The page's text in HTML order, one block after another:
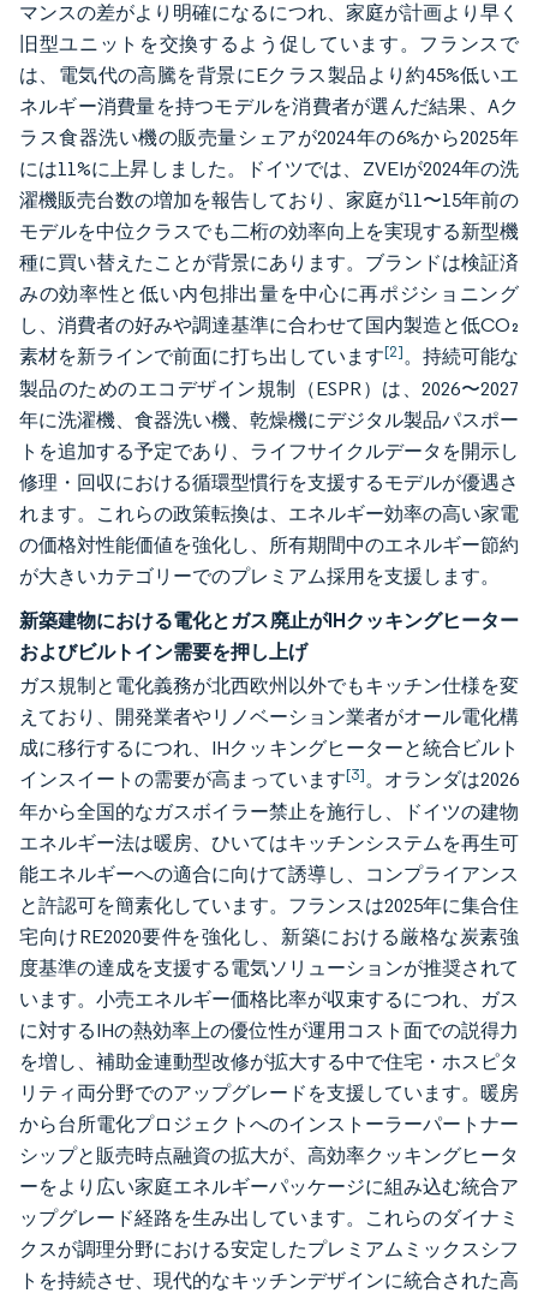
マンスの差がより明確になるにつれ、家庭が計画より早く
旧型ユニットを交換するよう促しています。フランスで
は、電気代の高騰を背景にEクラス製品より約45%低いエ
ネルギー消費量を持つモデルを消費者が選んだ結果、Aク
ラス食器洗い機の販売量シェアが2024年の6%から2025年
には11%に上昇しました。ドイツでは、ZVEIが2024年の洗
濯機販売台数の増加を報告しており、家庭が11〜15年前の
モデルを中位クラスでも二桁の効率向上を実現する新型機
種に買い替えたことが背景にあります。ブランドは検証済
みの効率性と低い内包排出量を中心に再ポジショニング
し、消費者の好みや調達基準に合わせて国内製造と低CO₂
素材を新ラインで前面に打ち出しています[2]。持続可能な
製品のためのエコデザイン規制（ESPR）は、2026〜2027
年に洗濯機、食器洗い機、乾燥機にデジタル製品パスポー
トを追加する予定であり、ライフサイクルデータを開示し
修理・回収における循環型慣行を支援するモデルが優遇さ
れます。これらの政策転換は、エネルギー効率の高い家電
の価格対性能価値を強化し、所有期間中のエネルギー節約
が大きいカテゴリーでのプレミアム採用を支援します。
新築建物における電化とガス廃止がIHクッキングヒーター
およびビルトイン需要を押し上げ
ガス規制と電化義務が北西欧州以外でもキッチン仕様を変
えており、開発業者やリノベーション業者がオール電化構
成に移行するにつれ、IHクッキングヒーターと統合ビルト
インスイートの需要が高まっています[3]。オランダは2026
年から全国的なガスボイラー禁止を施行し、ドイツの建物
エネルギー法は暖房、ひいてはキッチンシステムを再生可
能エネルギーへの適合に向けて誘導し、コンプライアンス
と許認可を簡素化しています。フランスは2025年に集合住
宅向けRE2020要件を強化し、新築における厳格な炭素強
度基準の達成を支援する電気ソリューションが推奨されて
います。小売エネルギー価格比率が収束するにつれ、ガス
に対するIHの熱効率上の優位性が運用コスト面での説得力
を増し、補助金連動型改修が拡大する中で住宅・ホスピタ
リティ両分野でのアップグレードを支援しています。暖房
から台所電化プロジェクトへのインストーラーパートナー
シップと販売時点融資の拡大が、高効率クッキングヒータ
ーをより広い家庭エネルギーパッケージに組み込む統合ア
ップグレード経路を生み出しています。これらのダイナミ
クスが調理分野における安定したプレミアムミックスシフ
トを持続させ、現代的なキッチンデザインに統合された高